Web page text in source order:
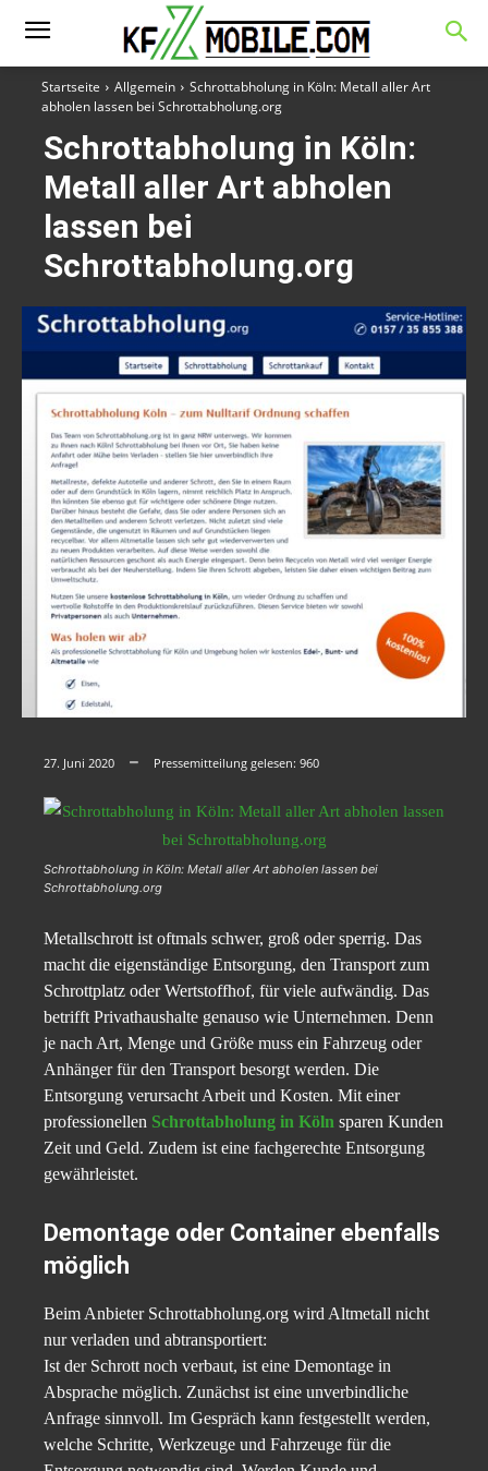
Startseite Allgemein
Schrottabholung in Köln: Metall aller Art
abholen lassen bei Schrottabholung.org
Schrottabholung in Köln:
Metall aller Art abholen
lassen bei
Schrottabholung.org
27. Juni 2020 Pressemitteilung gelesen: 960
Schrottabholung in Köln: Metall aller Art abholen lassen bei
Schrottabholung.org
Metallschrott ist oftmals schwer, groß oder sperrig. Das
macht die eigenständige Entsorgung, den Transport zum
Schrottplatz oder Wertstoffhof, für viele aufwändig. Das
betrifft Privathaushalte genauso wie Unternehmen. Denn
je nach Art, Menge und Größe muss ein Fahrzeug oder
Anhänger für den Transport besorgt werden. Die
Entsorgung verursacht Arbeit und Kosten. Mit einer
professionellen Schrottabholung in Köln sparen Kunden
Zeit und Geld. Zudem ist eine fachgerechte Entsorgung
gewährleistet.
Demontage oder Container ebenfalls
möglich
Beim Anbieter Schrottabholung.org wird Altmetall nicht
nur verladen und abtransportiert:
Ist der Schrott noch verbaut, ist eine Demontage in
Absprache möglich. Zunächst ist eine unverbindliche
Anfrage sinnvoll. Im Gespräch kann festgestellt werden,
welche Schritte, Werkzeuge und Fahrzeuge für die